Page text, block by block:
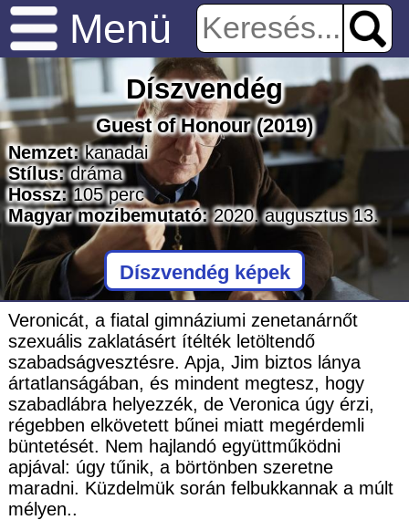
Menü
Díszvendég
Guest of Honour(2019)
Nemzet: kanadai
Stílus: dráma
Hossz: 105perc
Magyar mozibemutató:2020. augusztus 13.
Díszvendég képek
Veronicát, a fiatal gimnáziumi zenetanárnőt
szexuális zaklatásért ítélték letöltendő
szabadságvesztésre. Apja, Jim biztos lánya
ártatlanságában, és mindent megtesz, hogy
szabadlábra helyezzék, de Veronica úgy érzi,
régebben elkövetett bűnei miatt megérdemli
büntetését. Nem hajlandó együttműködni
apjával: úgy tűnik, a börtönben szeretne
maradni. Küzdelmük során felbukkannak a múlt
mélyen..